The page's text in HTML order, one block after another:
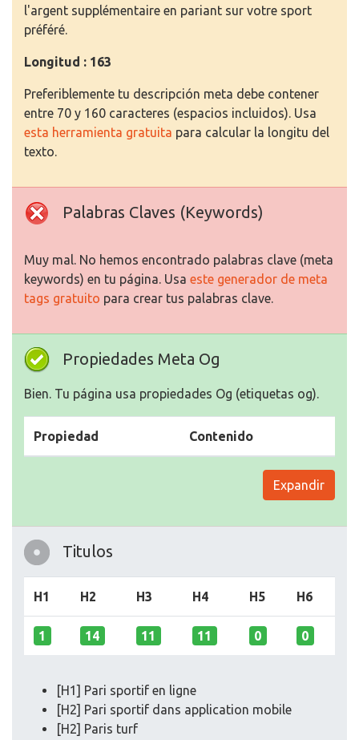
l'argent supplémentaire en pariant sur votre sport
préféré.
Longitud : 163
Preferiblemente tu descripción meta debe contener
entre 70 y 160 caracteres (espacios incluidos). Usa
esta herramienta gratuita para calcular la longitu del
texto.
Palabras Claves (Keywords)
Muy mal. No hemos encontrado palabras clave (meta
keywords) en tu página. Usa este generador de meta
tags gratuito para crear tus palabras clave.
Propiedades Meta Og
Bien. Tu página usa propiedades Og (etiquetas og).
Propiedad Contenido
Expandir
Titulos
H1 H2 H3 H4 H5 H6
1 14 11 11 0 0
[H1] Pari sportif en ligne
[H2] Pari sportif dans application mobile
[H2] Paris turf